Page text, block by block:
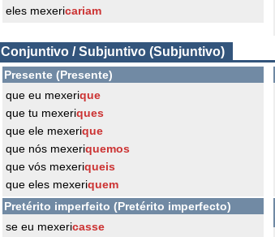
eles mexericariam
Conjuntivo / Subjuntivo (Subjuntivo)
Presente (Presente)
que eu mexerique
que tu mexeriques
que ele mexerique
que nós mexeriquemos
que vós mexeriqueis
que eles mexeriquem
Pretérito imperfeito (Pretérito imperfecto)
se eu mexericasse